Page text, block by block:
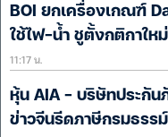
BOI ยกเครื่องเกณฑ์
ใช้ไฟ-น้ำ ชูตั้งกติกาให
11:17 น.
หุ้น AIA – บริษัทประกั
ข่าวจีนรีดภาษีกรมธรรม์